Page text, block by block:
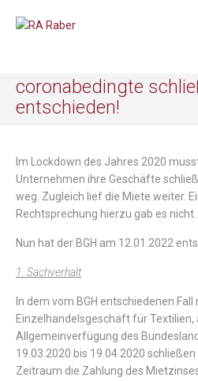
coronabedingte
entschieden!
Im Lockdown des Jahres 2020
Unternehmen ihre Geschäfte
weg. Zugleich lief die Miete weiter.
Rechtsprechung hierzu gab es nicht.
Nun hat der BGH am 12.01.2022
1. Sachverhalt
In dem vom BGH entschiedenen Fall
EinzelhandelsgeschäftfürTextilien,
Allgemeinverfügung des
19.03.2020 bis 19.04.2020 schließen
Zeitraum die Zahlung des